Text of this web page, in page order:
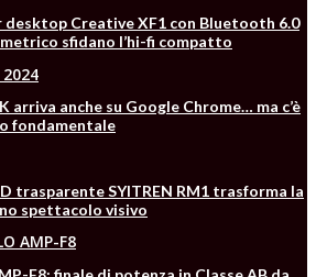
desktop Creative XF1 con Bluetooth 6.0
sfidano l’hi-fi compatto
arriva anche su Google Chrome… ma c’è
fondamentale
trasparente SYITREN RM1 trasforma la
spettacolo visivo